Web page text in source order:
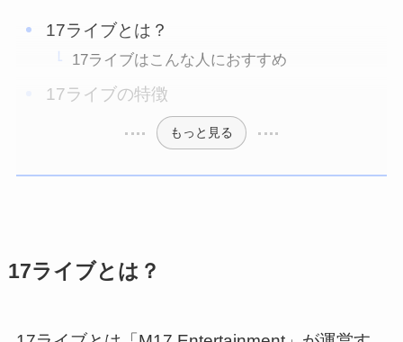
17ライブとは？
17ライブはこんな人におすすめ
17ライブの特徴
もっと見る
17ライブとは？